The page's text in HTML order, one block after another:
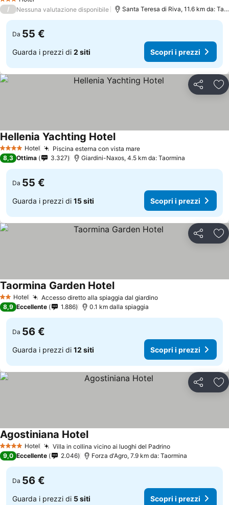
3 Stelle
/ Nessuna valutazione disponibile Santa Teresa di Riva, 11.6 km da: Taormina
Da 55 €
Guarda i prezzi di 2 siti Scopri i prezzi
Condividi
4 Stelle Hotel Piscina esterna con vista mare
Hellenia Yachting Hotel
8,3 Ottima 3.327 Giardini-Naxos, 4.5 km da: Taormina
Da 55 €
Guarda i prezzi di 15 siti Scopri i prezzi
Condividi
2 StelleHotel Accesso diretto alla spiaggia dal giardino
Taormina Garden Hotel
8,9 Eccellente 1.886 0.1 km dalla spiaggia
Da 56 €
Guarda i prezzi di 12 siti Scopri i prezzi
Condividi
4 Stelle Hotel Villa in collina vicino ai luoghi del Padrino
Agostiniana Hotel
9,0 Eccellente 2.046 Forza d'Agro, 7.9 km da: Taormina
Da 56 €
Guarda i prezzi di 5 siti Scopri i prezzi